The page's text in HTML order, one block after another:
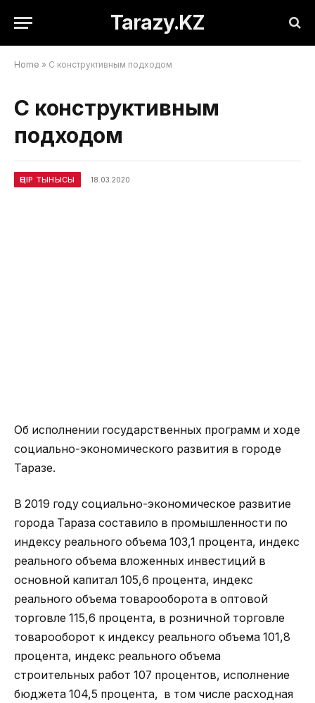
Tarazy.KZ
Home » С конструктивным подходом
С конструктивным
подходом
ӨҢІР ТЫНЫСЫ 18.03.2020
Об исполнении государственных программ и ходе
социально-экономического развития в городе
Таразе.
В 2019 году социально-экономическое развитие
города Тараза составило в промышленности по
индексу реального объема 103,1 процента, индекс
реального объема вложенных инвестиций в
основной капитал 105,6 процента, индекс
реального объема товарооборота в оптовой
торговле 115,6 процента, в розничной торговле
товарооборот к индексу реального объема 101,8
процента, индекс реального объема
строительных работ 107 процентов, исполнение
бюджета 104,5 процента, в том числе расходная